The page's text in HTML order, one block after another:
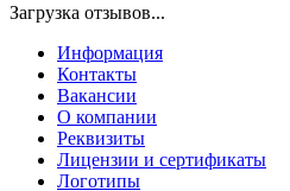
Загрузка отзывов...
Информация
Контакты
Вакансии
О компании
Реквизиты
Лицензии и сертификаты
Логотипы